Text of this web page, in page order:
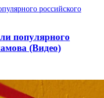
популярного
(Видео)